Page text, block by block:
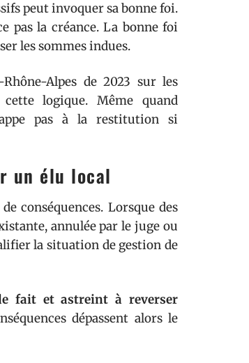
peut invoquer sa bonne foi.
pas la créance. La bonne foi
les sommes indues.
Alpes de 2023 sur les
logique. Même quand
pas à la restitution si
un élu local
conséquences. Lorsque des
annulée par le juge ou
la situation de gestion de
fait et astreint à reverser
dépassent alors le